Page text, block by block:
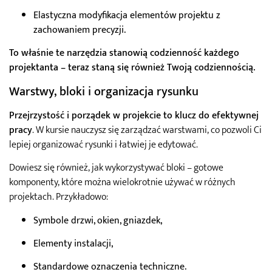
Elastyczna modyfikacja elementów projektu z
zachowaniem precyzji.
To właśnie te narzędzia stanowią codzienność każdego
projektanta – teraz staną się również Twoją codziennością.
Warstwy, bloki i organizacja rysunku
Przejrzystość i porządek w projekcie to klucz do efektywnej
pracy. W kursie nauczysz się zarządzać warstwami, co pozwoli Ci
lepiej organizować rysunki i łatwiej je edytować.
Dowiesz się również, jak wykorzystywać bloki – gotowe
komponenty, które można wielokrotnie używać w różnych
projektach. Przykładowo:
Symbole drzwi, okien, gniazdek,
Elementy instalacji,
Standardowe oznaczenia techniczne.